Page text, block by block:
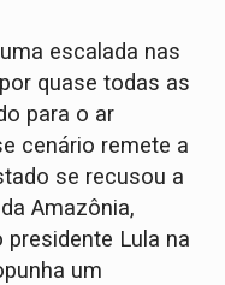
escalada nas
quase todas as
para o ar
cenário remete a
se recusou a
Amazônia,
Lula na
um